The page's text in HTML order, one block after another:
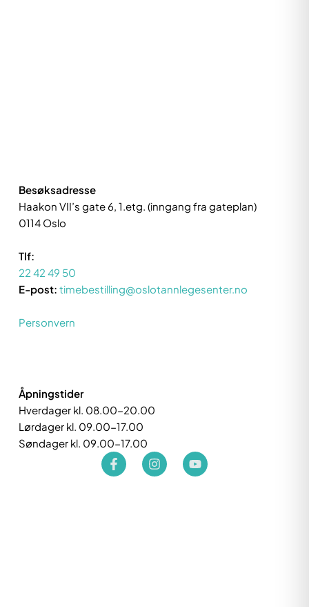
Besøksadresse
Haakon VII’s gate 6, 1.etg. (inngang fra gateplan)
0114 Oslo
Tlf:
22 42 49 50
E-post: timebestilling@oslotannlegesenter.no
Personvern
Åpningstider
Hverdager kl. 08.00-20.00
Lørdager kl. 09.00-17.00
Søndager kl. 09.00-17.00